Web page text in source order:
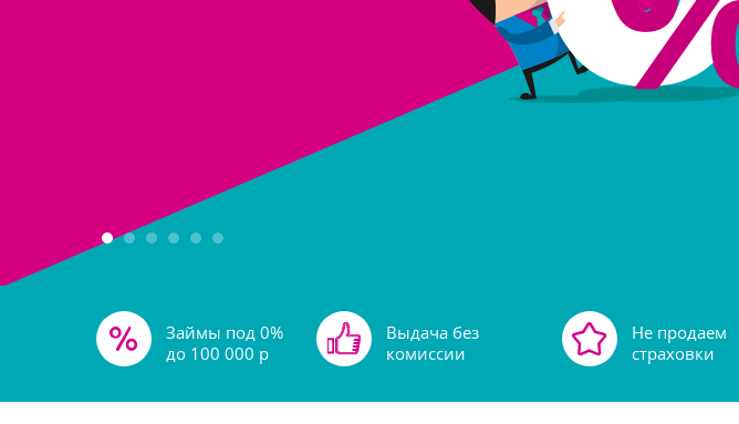
% %
Займы под 0%
до 100 000 р
ыдача без
комиссии
Не продаем
страховки